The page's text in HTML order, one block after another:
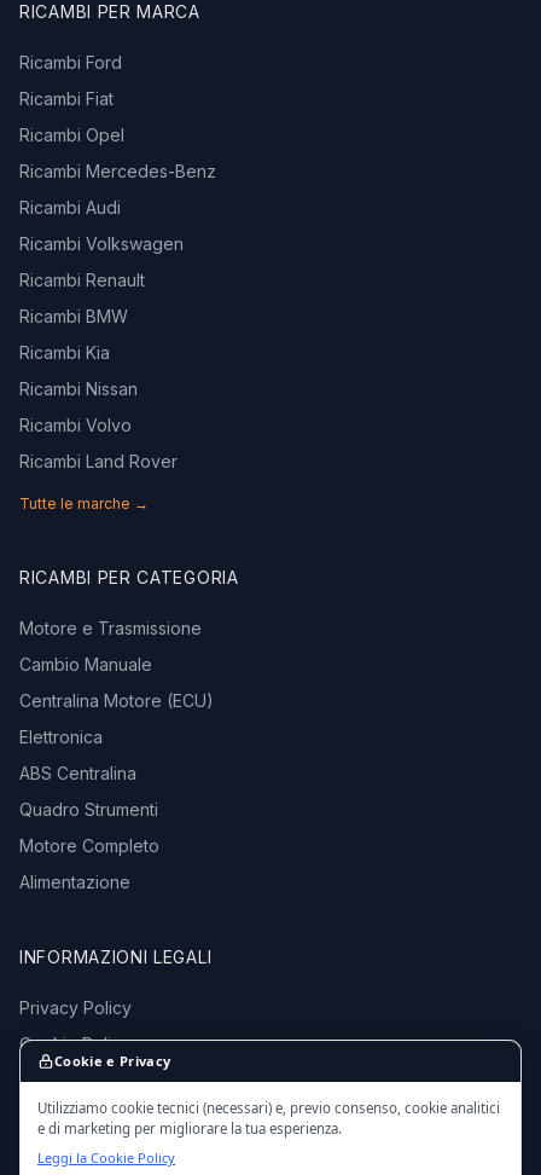
RICAMBI PER MARCA
Ricambi Ford
Ricambi Fiat
Ricambi Opel
Ricambi Mercedes-Benz
Ricambi Audi
Ricambi Volkswagen
Ricambi Renault
Ricambi BMW
Ricambi Kia
Ricambi Nissan
Ricambi Volvo
Ricambi Land Rover
Tutte le marche →
RICAMBI PER CATEGORIA
Motore e Trasmissione
Cambio Manuale
Centralina Motore (ECU)
Elettronica
ABS Centralina
Quadro Strumenti
Motore Completo
Alimentazione
INFORMAZIONI LEGALI
Privacy Policy
Cookie Policy
Termini e Condizioni
Cookie e Privacy
Utilizziamo cookie tecnici (necessari) e, previo consenso, cookie analitici
e di marketing per migliorare la tua esperienza.
Leggi la Cookie Policy